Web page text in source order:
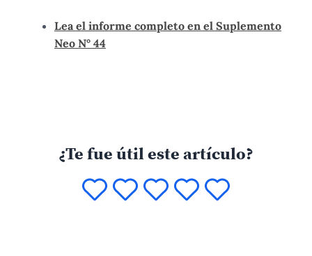
Lea el informe completo en el Suplemento
Neo N° 44
¿Te fue útil este artículo?